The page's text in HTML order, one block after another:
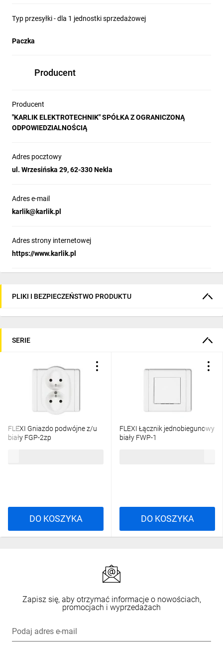
Typ przesyłki - dla 1 jednostki sprzedażowej
Paczka
Producent
Producent
"KARLIK ELEKTROTECHNIK" SPÓŁKA Z OGRANICZONĄ
ODPOWIEDZIALNOŚCIĄ
Adres pocztowy
ul. Wrzesińska 29, 62-330 Nekla
Adres e-mail
karlik@karlik.pl
Adres strony internetowej
https://www.karlik.pl
PLIKI I BEZPIECZEŃSTWO PRODUKTU
SERIE
FLEXI Gniazdo podwójne z/u
biały FGP-2zp
DO KOSZYKA
FLEXI Łącznik jednobiegunowy
biały FWP-1
DO KOSZYKA
Zapisz się, aby otrzymać informacje o nowościach,
promocjach i wyprzedażach
Podaj adres e-mail